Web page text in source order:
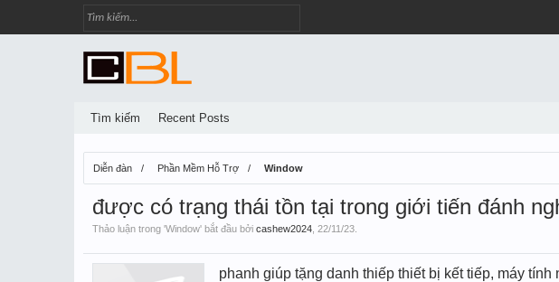
Diễn đàn Phần Mềm Hỗ Trợ Window
được có trạng thái tồn tại trong giới tiến đánh
Thảo luận trong 'Window' bắt đầu bởi cashew2024 22/11/23
phanh giúp tặng danh thiếp thiết bị kết tiếp, máy
Tìm kiếm Recent Posts